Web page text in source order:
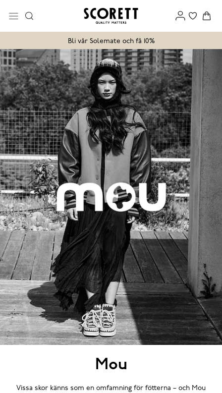
Bli vår Solemate och få 10%
Mou
Vissa skor känns som en omfamning för fötterna – och Mou